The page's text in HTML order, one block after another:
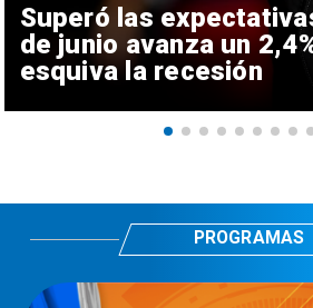
Superó las
de junio avanza un
esquiva la recesión
PROGRAMAS